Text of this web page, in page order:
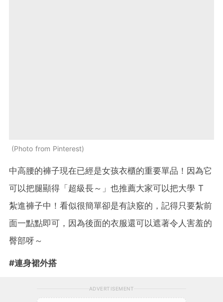
Photo from Pinterest
中高腰的褲子現在已經是女孩衣櫃的重要單品！因為它
可以把腿顯得「超級長～」也推薦大家可以把大學 T
紮進褲子中！看似很簡單卻是有訣竅的，記得只要紮前
面一點點即可，因為後面的衣服還可以遮著令人害羞的
臀部呀～
#連身裙外搭
ADVERTISEMENT